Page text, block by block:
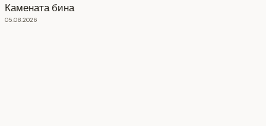
Камената бина
05.08.2026